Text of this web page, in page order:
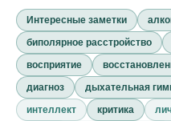
Интересные заметки
биполярное расстройство
восприятие
диагноз
дыхательная
интеллект
критика